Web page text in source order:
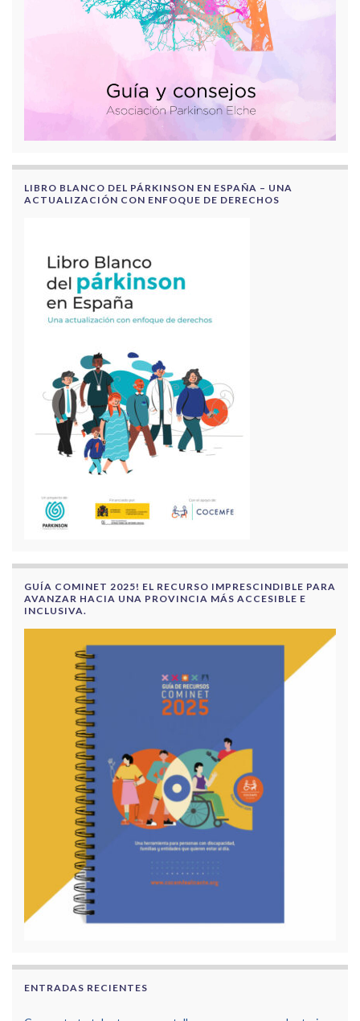
LIBRO BLANCO DEL PÁRKINSON EN ESPAÑA – UNA
ACTUALIZACIÓN CON ENFOQUE DE DERECHOS
GUÍA COMINET 2025! EL RECURSO IMPRESCINDIBLE PARA
AVANZAR HACIA UNA PROVINCIA MÁS ACCESIBLE E
INCLUSIVA.
ENTRADAS RECIENTES